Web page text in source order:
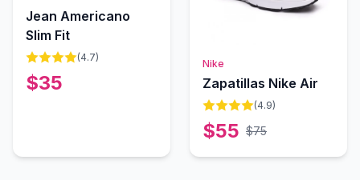
Jean Americano
Slim Fit
(4.7)
$35
Agotado
Nike
Zapatillas Nike Air
(4.9)
$55 $75